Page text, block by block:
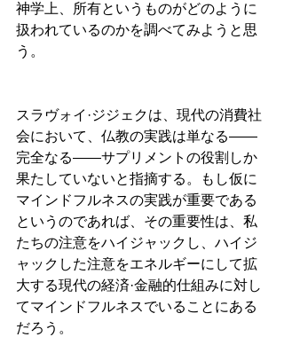
神学上、所有というものがどのように
扱われているのかを調べてみようと思
う。
スラヴォイ·ジジェクは、現代の消費社
会において、仏教の実践は単なる——
完全なる——サプリメントの役割しか
果たしていないと指摘する。もし仮に
マインドフルネスの実践が重要である
というのであれば、その重要性は、私
たちの注意をハイジャックし、ハイジ
ャックした注意をエネルギーにして拡
大する現代の経済·金融的仕組みに対し
てマインドフルネスでいることにある
だろう。